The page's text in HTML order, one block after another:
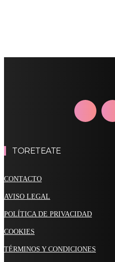
TORETEATE
CONTACTO
AVISO LEGAL
POLÍTICA DE PRIVACIDAD
COOKIES
TÉRMINOS Y CONDICIONES